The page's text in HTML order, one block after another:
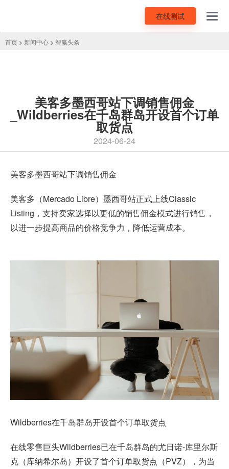
在线测试
首页 > 新闻中心 > 智赢头条
美客多墨西哥站下调销售佣金
_Wildberries在千岛群岛开设首个订单
取货点
2024-06-24
美客多墨西哥站下调销售佣金
美客多（Mercado Libre）墨西哥站正式上线Classic
Listing，支持卖家选择以更低的销售佣金模式进行销售，
以进一步提高商品的价格竞争力，降低运营成本。
Wildberries在千岛群岛开设首个订单取货点
在线零售巨头Wildberries已在千岛群岛的尤日诺-库里尔斯
克（库纳希尔岛）开设了首个订单取货点（PVZ），为当